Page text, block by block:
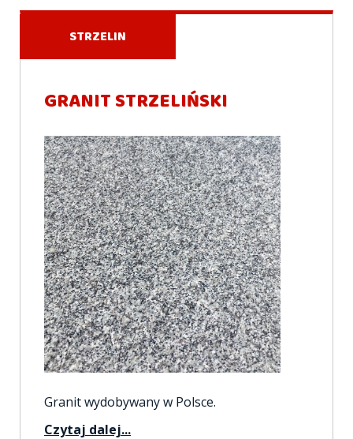
STRZELIN
GRANIT STRZELIŃSKI
Granit wydobywany w Polsce.
Czytaj dalej...